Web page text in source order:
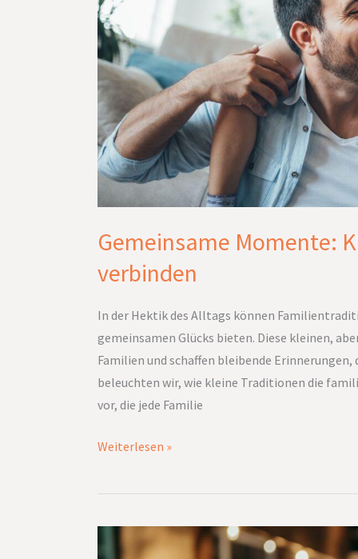
Gemeinsame Momente:
verbinden
In der Hektik des Alltags können
gemeinsamen Glücks bieten. Diese kleinen,
Familien und schaffen bleibende
beleuchten wir, wie kleine Traditionen die
vor, die jede Familie
Weiterlesen »
Schulabschluss